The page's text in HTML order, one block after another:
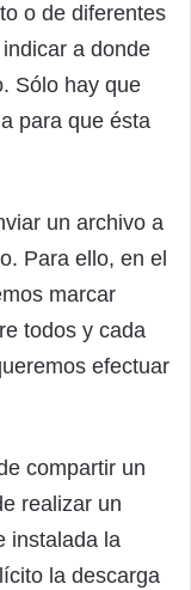
o de diferentes
a donde
Sólo hay que
para que ésta
un archivo a
Para ello, en el
marcar
todos y cada
efectuar
compartir un
realizar un
instalada la
la descarga